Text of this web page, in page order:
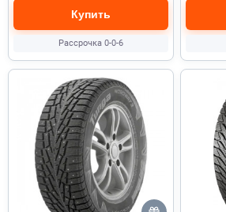
Купить
Рассрочка 0-0-6